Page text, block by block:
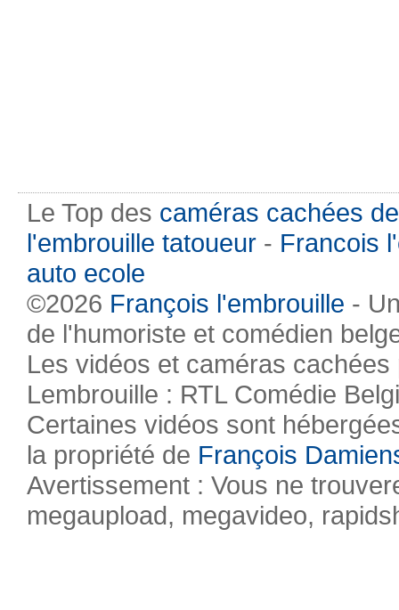
Le Top des caméras cachées
l'embrouille tatoueur - Francois
auto ecole
©2026 François l'embrouille -
de l'humoriste et comédien
Les vidéos et caméras
Lembrouille : RTL Comédie
Certaines vidéos sont
la propriété de François
Avertissement : Vous ne
megaupload, megavideo,